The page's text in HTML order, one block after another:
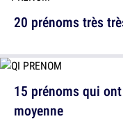
20 prénoms très
15 prénoms qui
moyenne